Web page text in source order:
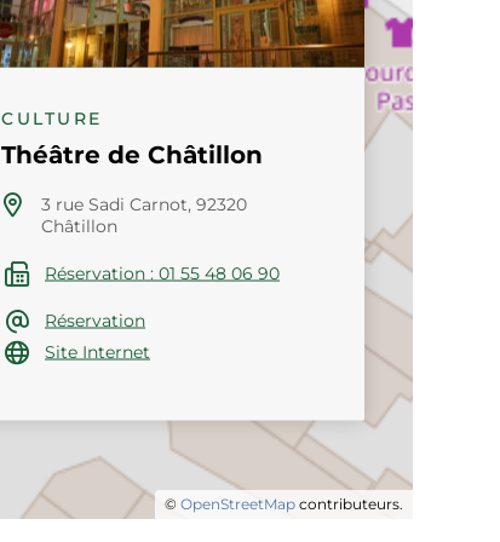
© OpenStreetMap contributeurs.
CULTURE
Théâtre de Châtillon
3 rue Sadi Carnot, 92320
Châtillon
Réservation : 01 55 48 06 90
Réservation
Site Internet